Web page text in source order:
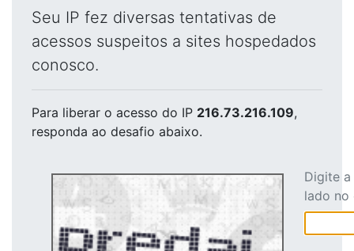
Seu IP fez diversas tentativas de
acessos suspeitos a sites hospedados
conosco.
Para liberar o acesso do IP 216.73.216.109,
responda ao desafio abaixo.
Digite
lado no